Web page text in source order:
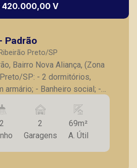
420.000,00 V
Padrão
Preto/SP
Bairro Nova Aliança, (Zona
2 dormitórios,
armário; - Banheiro social; -
- Cozinha com
- 2 vagas de garagem. *
apartamento do edifico que
tem como
clientes com agilidade e
2
2
Garagens
69m²
A. Útil